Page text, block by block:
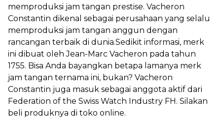
memproduksi jam tangan prestise. Vacheron
Constantin dikenal sebagai perusahaan yang selalu
memproduksi jam tangan anggun dengan
rancangan terbaik di dunia.Sedikit informasi, merk
ini dibuat oleh Jean-Marc Vacheron pada tahun
1755. Bisa Anda bayangkan betapa lamanya merk
jam tangan ternama ini, bukan? Vacheron
Constantin juga masuk sebagai anggota aktif dari
Federation of the Swiss Watch Industry FH. Silakan
beli produknya di toko online.